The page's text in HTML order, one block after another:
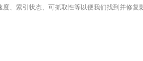
、索引状态、可抓取性等以便我们找到并修复